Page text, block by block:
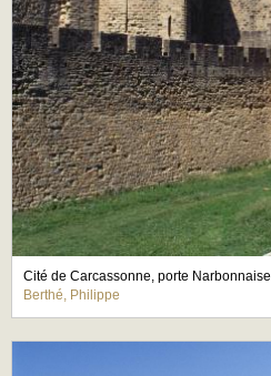
Cité de Carcassonne, porte Narbonnaise
Berthé, Philippe